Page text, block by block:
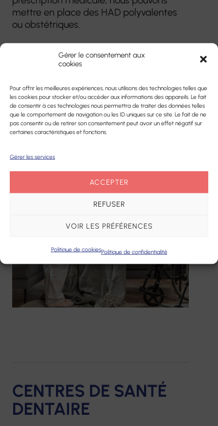
Gérer le consentement aux
cookies
Pour offrir les meilleures expériences, nous utilisons des technologies telles que
les cookies pour stocker et/ou accéder aux informations des appareils. Le fait
de consentir à ces technologies nous permettra de traiter des données telles
que le comportement de navigation ou les ID uniques sur ce site. Le fait de ne
pas consentir ou de retirer son consentement peut avoir un effet négatif sur
certaines caractéristiques et fonctions.
Gérer les services
ACCEPTER
REFUSER
VOIR LES PRÉFÉRENCES
Politique de cookiesPolitique de confidentialité
mettre en place des HAD polyvalentes
ou obstétriques.
Retrouvez l’équipe pluridisciplinaire de
l’établissement d’Hospitalisation A
Téléchargez le livret d’accueil -
Hospitalisation A Domicile
CENTRES DE SANTÉ
DENTAIRE